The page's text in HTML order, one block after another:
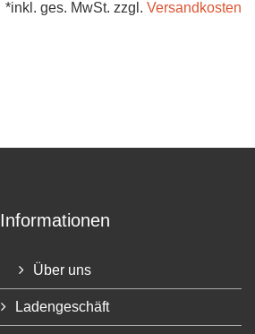
*inkl. ges. MwSt. zzgl. Versandkosten
Informationen
Über uns
Ladengeschäft